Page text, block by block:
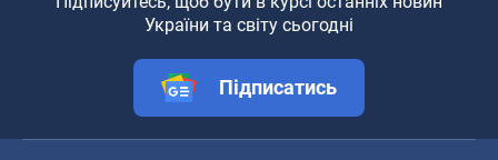
України та світу сьогодні
Підписатись